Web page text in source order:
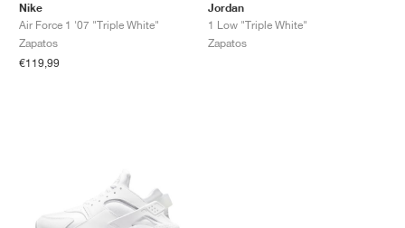
Nike
Air Force 1 '07 "Triple White"
Zapatos
€119,99
Jordan
1 Low "Triple White"
Zapatos